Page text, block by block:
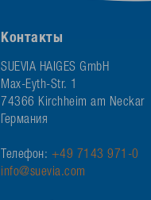
Контакты
SUEVIA HAIGES GmbH
Max-Eyth-Str. 1
74366 Kirchheim am Neckar
Германия
Телефон: +49 7143 971-0
info@suevia.com